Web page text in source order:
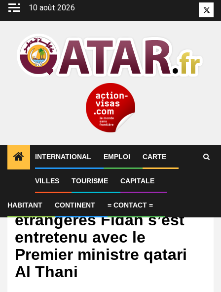
Aller
10 août 2026
INTERNATIONAL EMPLOI CARTE
VILLES TOURISME CAPITALE
HABITANT CONTINENT = CONTACT =
International
Le ministre des Affaires
étrangères Fidan s’est
entretenu avec le
Premier ministre qatari
Al Thani